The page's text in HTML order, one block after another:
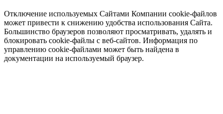
Отключение используемых Сайтами Компании cookie-файлов
может привести к снижению удобства использования Сайта.
Большинство браузеров позволяют просматривать, удалять и
блокировать cookie-файлы c веб-сайтов. Информация по
управлению cookie-файлами может быть найдена в
документации на используемый браузер.